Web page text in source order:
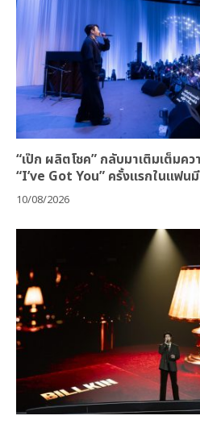
“เป๊ก ผลิตโชค” กลับมาเติมเต็มค
“I’ve Got You” ครั้งแรกในแฟน
10/08/2026